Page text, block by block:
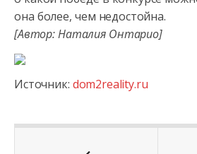
она более, чем недостойна.
[Автор: Наталия Онтарио]
Источник: dom2reality.ru